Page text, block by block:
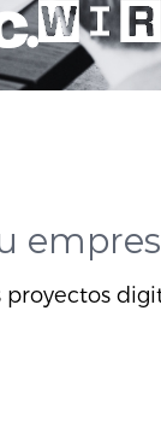
proyectos